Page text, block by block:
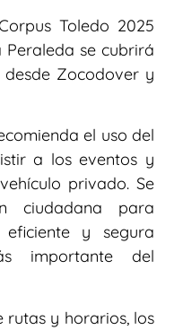
Toledo 2025
Peraleda se cubrirá
desde Zocodover y
el uso del
a los eventos y
privado. Se
ciudadana para
y segura
importante del
rutas y horarios, los